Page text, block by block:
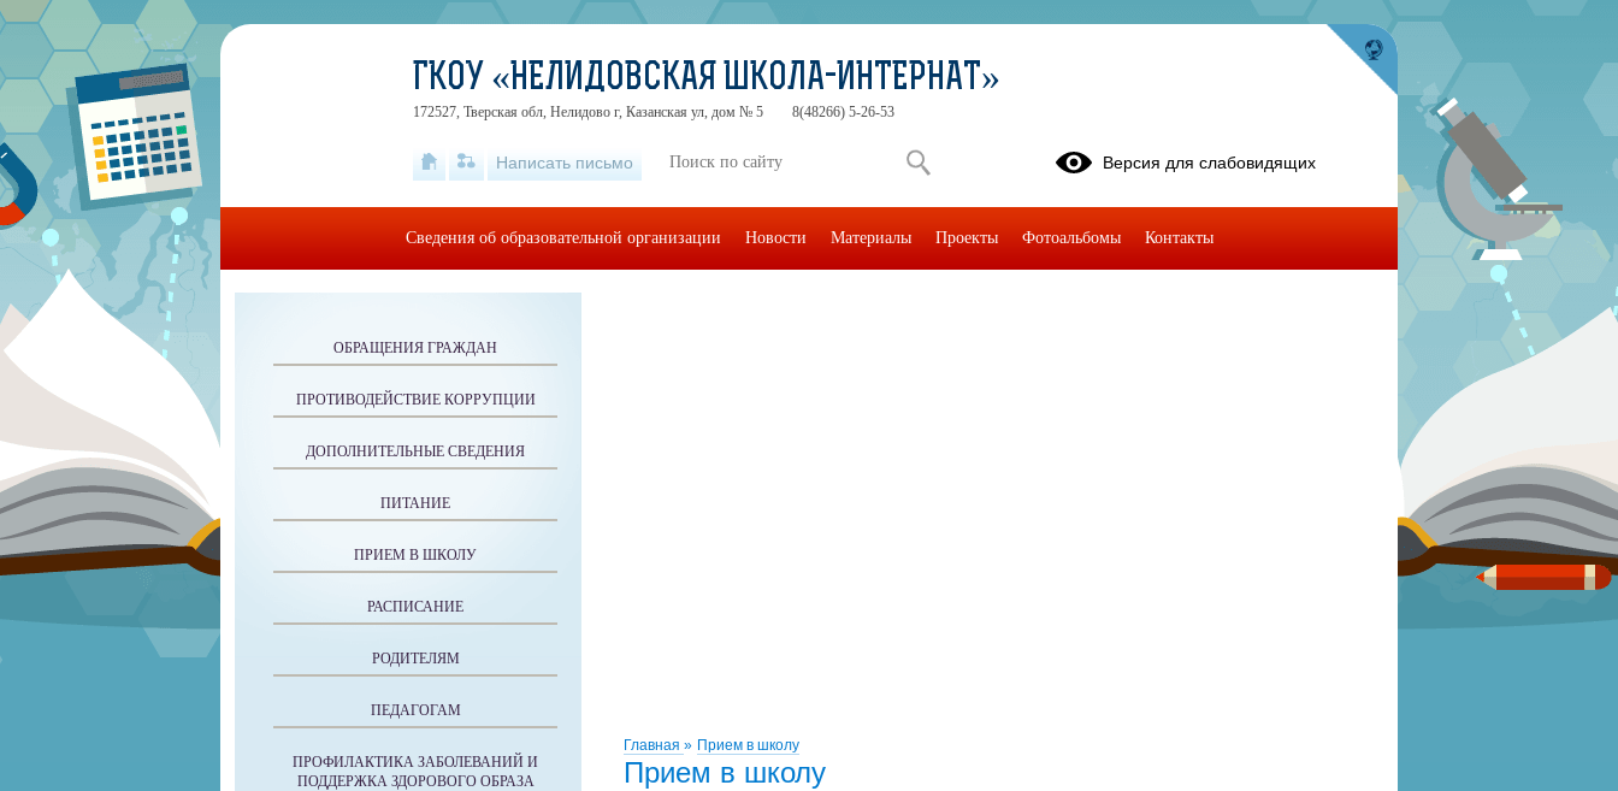
Главная » Прием в школу
Прием в школу
ОБРАЩЕНИЯ ГРАЖДАН
ПРОТИВОДЕЙСТВИЕ КОРРУПЦИИ
ДОПОЛНИТЕЛЬНЫЕ СВЕДЕНИЯ
ПИТАНИЕ
ПРИЕМ В ШКОЛУ
РАСПИСАНИЕ
РОДИТЕЛЯМ
ПЕДАГОГАМ
ПРОФИЛАКТИКА ЗАБОЛЕВАНИЙ И
ПОДДЕРЖКА ЗДОРОВОГО ОБРАЗА
ГКОУ «НЕЛИДОВСКАЯ ШКОЛА-ИНТЕРНАТ»
172527, Тверская обл, Нелидово г, Казанская ул, дом № 5 8(48266) 5-26-53
Написать письмо Версия для слабовидящих
Сведения об образовательной организации Новости Материалы Проекты Фотоальбомы Контакты